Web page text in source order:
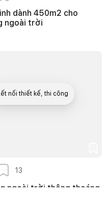
dành 450m2 cho
ngoài trời
13
ngoài trời thông thoáng
nhỏ hẹp
nối thiết kế, thi công